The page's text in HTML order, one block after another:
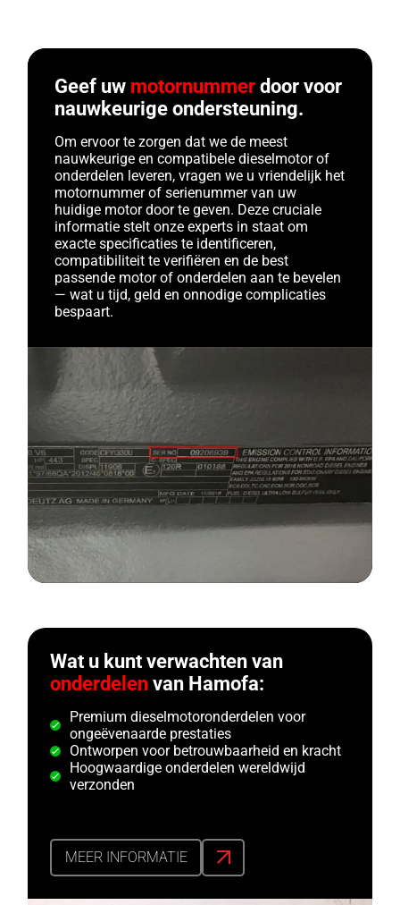
Geef uw motornummer door voor
nauwkeurige ondersteuning.
Om ervoor te zorgen dat we de meest
nauwkeurige en compatibele dieselmotor of
onderdelen leveren, vragen we u vriendelijk het
motornummer of serienummer van uw
huidige motor door te geven. Deze cruciale
informatie stelt onze experts in staat om
exacte specificaties te identificeren,
compatibiliteit te verifiëren en de best
passende motor of onderdelen aan te bevelen
— wat u tijd, geld en onnodige complicaties
bespaart.
Wat u kunt verwachten van
onderdelen van Hamofa:
Premium dieselmotoronderdelen voor
ongeëvenaarde prestaties
Ontworpen voor betrouwbaarheid en kracht
Hoogwaardige onderdelen wereldwijd
verzonden
MEER INFORMATIE